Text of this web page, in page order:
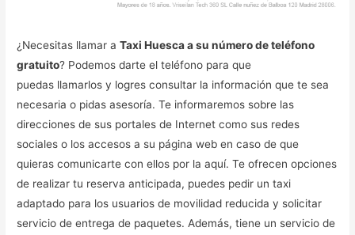
¿Necesitas llamar aTaxi Huesca a su número de teléfono
gratuito? Podemos darte el teléfono para que
puedas llamarlos y logres consultar la información que te sea
necesaria o pidas asesoría. Te informaremos sobre las
direcciones de sus portales de Internet como sus redes
sociales o los accesos a su página web en caso de que
quieras comunicarte con ellos por la aquí. Te ofrecen opciones
de realizar tu reserva anticipada, puedes pedir un taxi
adaptado para los usuarios de movilidad reducida y solicitar
servicio de entrega de paquetes. Además, tiene un servicio de